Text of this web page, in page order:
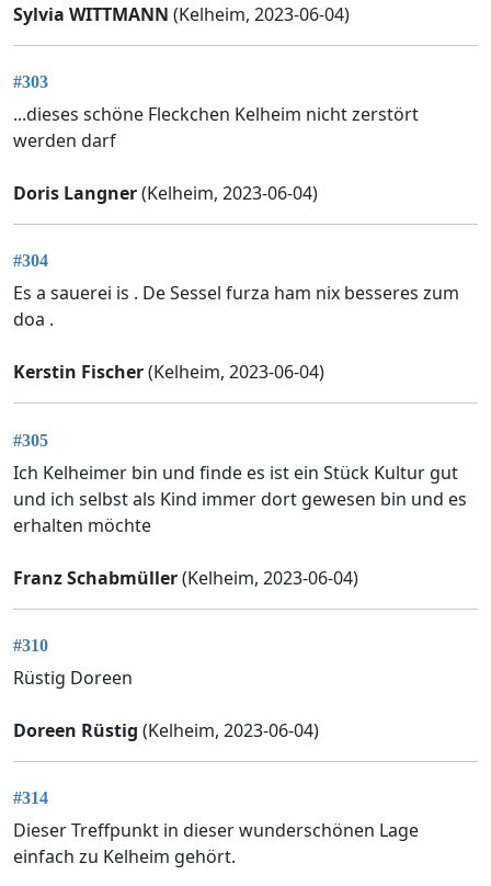
Sylvia WITTMANN (Kelheim, 2023-06-04)
#303
...dieses schöne Fleckchen Kelheim nicht zerstört
werden darf
Doris Langner(Kelheim, 2023-06-04)
#304
Es a sauerei is . De Sessel furza ham nix besseres zum
doa .
Kerstin Fischer(Kelheim, 2023-06-04)
#305
Ich Kelheimer bin und finde es ist ein Stück Kultur gut
und ich selbst als Kind immer dort gewesen bin und es
erhalten möchte
Franz Schabmüller(Kelheim, 2023-06-04)
#310
Rüstig Doreen
Doreen Rüstig (Kelheim, 2023-06-04)
#314
Dieser Treffpunkt in dieser wunderschönen Lage
einfach zu Kelheim gehört.